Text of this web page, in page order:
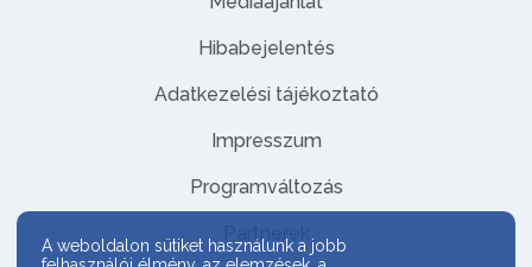
Hibabejelentés
Adatkezelési tájékoztató
Impresszum
Programváltozás
Partnerek
A weboldalon sütiket használunk a jobb